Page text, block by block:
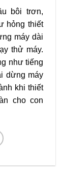
bôi trơn,
hỏng thiết
máy dài
thử máy.
như tiếng
dừng máy
khi thiết
cho con